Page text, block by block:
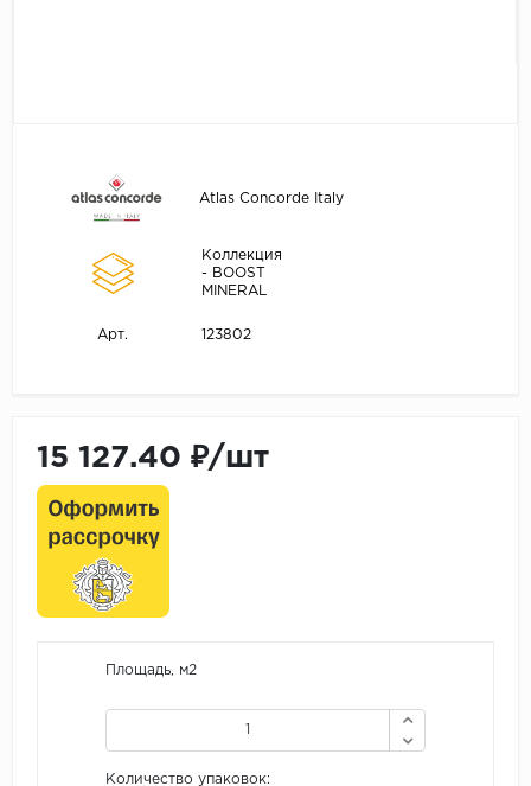
Atlas Concorde Italy
Коллекция
- BOOST
MINERAL
Арт. 123802
15 127.40 ₽/шт
Площадь, м2
Количество упаковок: